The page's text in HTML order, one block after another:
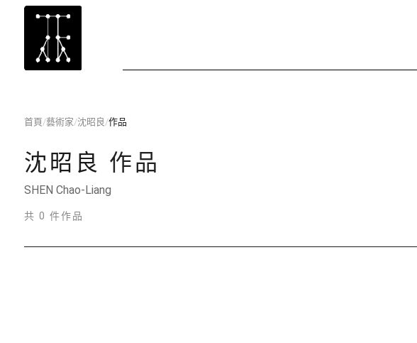
首頁/藝術家/沈昭良/作品
沈昭良 作品
SHEN Chao-Liang
共 0 件作品